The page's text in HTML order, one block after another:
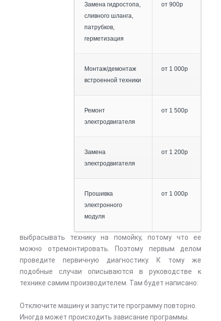
Замена гидростопа,
сливного шланга,
патрубков,
герметизация
от 900р
Монтаж/демонтаж
встроенной техники
от 1 000р
Ремонт
электродвигателя
от 1 500р
Замена
электродвигателя
от 1 200р
Прошивка
электронного
модуля
от 1 000р
выбрасывать технику на помойку, потому что ее
можно отремонтировать. Поэтому первым делом
проведите первичную диагностику. К тому же
подобные случаи описываются в руководстве к
технике самим производителем. Там будет написано:
Отключите машину и запустите программу повторно.
Иногда может происходить зависание программы.